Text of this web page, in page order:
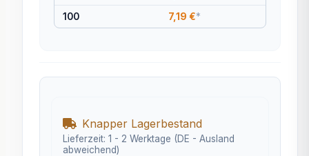
100 7,19 €*
Knapper Lagerbestand
Lieferzeit: 1 - 2 Werktage (DE - Ausland
abweichend)